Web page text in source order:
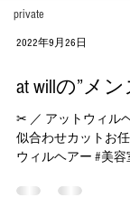
private
2022年9月26日
at willの”メ
✂︎ ／ アットウィル
似合わせカットお任
ウィルヘアー #美容
ラースペシャリスト